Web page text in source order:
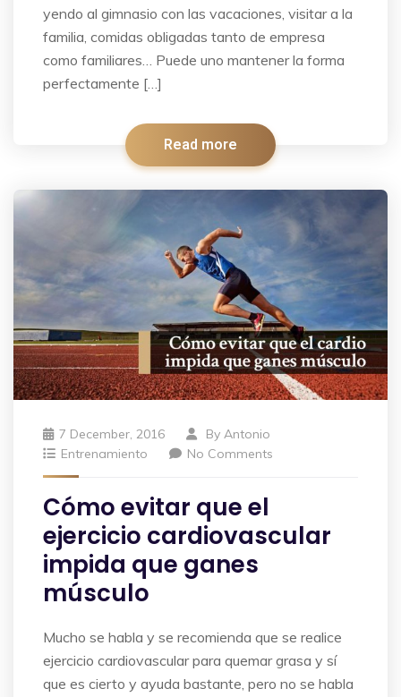
yendo al gimnasio con las vacaciones, visitar a la
familia, comidas obligadas tanto de empresa
como familiares… Puede uno mantener la forma
perfectamente […]
Read more
7 December, 2016 By Antonio
Entrenamiento
No Comments
Cómo evitar que el
ejercicio cardiovascular
impida que ganes
músculo
Mucho se habla y se recomienda que se realice
ejercicio cardiovascular para quemar grasa y sí
que es cierto y ayuda bastante, pero no se habla